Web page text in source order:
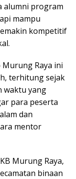
alumni program
mampu
kompetitif
Raya ini
terhitung sejak
waktu yang
para peserta
dan
mentor
Murung Raya,
binaan